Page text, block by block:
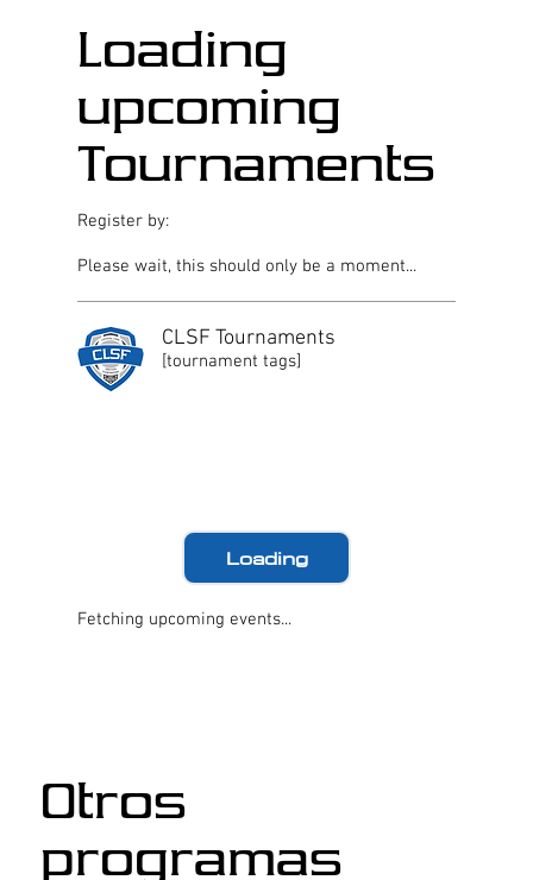
Please wait, this should only be a moment...
Loading
CLSF Tournaments
[tournament tags]
Loading
upcoming
Tournaments
Register by:
Fetching upcoming events...
Otros
programas